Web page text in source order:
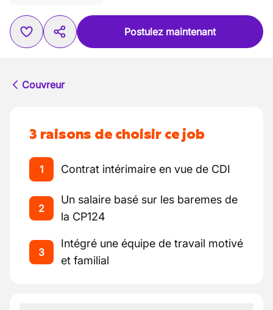
Postulez maintenant
Couvreur
3 raisons de choisir ce job
1 Contrat intérimaire en vue de CDI
2
Un salaire basé sur les baremes de
la CP124
3
Intégré une équipe de travail motivé
et familial